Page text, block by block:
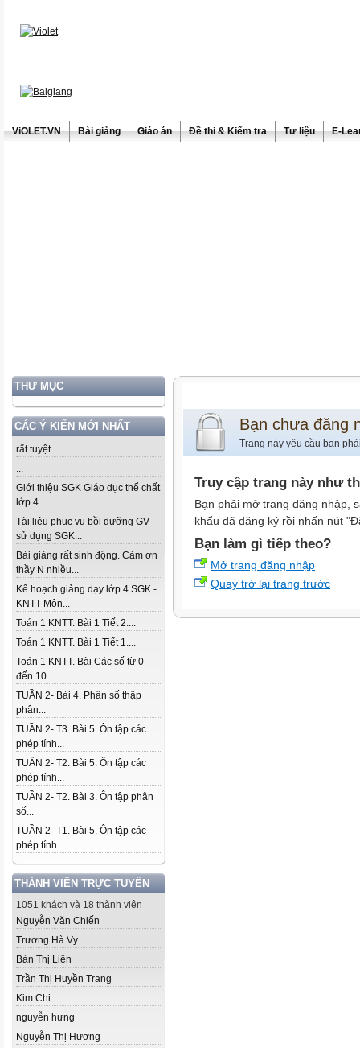
ViOLET.VN Bài giảng Giáo án Đề thi & Kiểm tra Tư liệu E-
THƯ MỤC
CÁC Ý KIẾN MỚI NHẤT
rất tuyệt...
...
Giới thiệu SGK Giáo dục thể chất
lớp 4...
Tài liệu phục vụ bồi dưỡng GV
sử dụng SGK...
Bài giảng rất sinh động. Cảm ơn
thầy N nhiều...
Kế hoạch giảng dạy lớp 4 SGK -
KNTT Môn...
Toán 1 KNTT. Bài 1 Tiết 2....
Toán 1 KNTT. Bài 1 Tiết 1....
Toán 1 KNTT. Bài Các số từ 0
đến 10...
TUẦN 2- Bài 4. Phân số thập
phân...
TUẦN 2- T3. Bài 5. Ôn tập các
phép tính...
TUẦN 2- T2. Bài 5. Ôn tập các
phép tính...
TUẦN 2- T2. Bài 3. Ôn tập phân
số...
TUẦN 2- T1. Bài 5. Ôn tập các
phép tính...
THÀNH VIÊN TRỰC TUYẾN
1051 khách và 18 thành viên
Nguyễn Văn Chiến
Trương Hà Vy
Bàn Thị Liên
Trần Thị Huyền Trang
Kim Chi
nguyễn hưng
Nguyễn Thị Hương
Bạn chưa đăng
Trang này yêu cầu bạn
Truy cập trang này như
Bạn phải mở trang đăng nhập,
khẩu đã đăng ký rồi nhấn nút
Bạn làm gì tiếp theo?
Mở trang đăng nhập
Quay trở lại trang trước